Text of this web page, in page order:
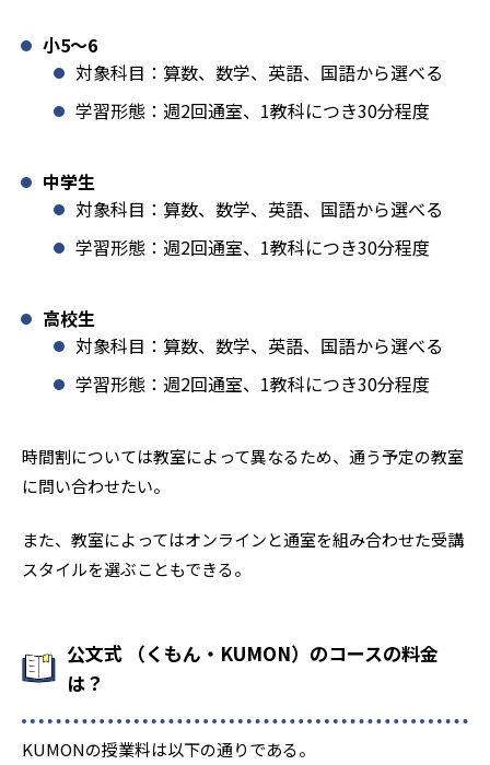
小5〜6
対象科目：算数、数学、英語、国語から選べる
学習形態：週2回通室、1教科につき30分程度
中学生
対象科目：算数、数学、英語、国語から選べる
学習形態：週2回通室、1教科につき30分程度
高校生
対象科目：算数、数学、英語、国語から選べる
学習形態：週2回通室、1教科につき30分程度
時間割については教室によって異なるため、通う予定の教室
に問い合わせたい。
また、教室によってはオンラインと通室を組み合わせた受講
スタイルを選ぶこともできる。
公文式 （くもん・KUMON）のコースの料金
は？
KUMONの授業料は以下の通りである。